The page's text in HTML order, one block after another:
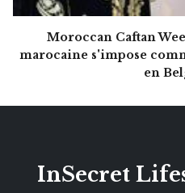
Moroccan Caftan
marocaine s'impose
en
InSecret